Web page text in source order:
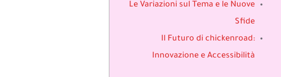
Le Variazioni sul Tema e le Nuove
Sfide
Il Futuro di chickenroad:
Innovazione e Accessibilità